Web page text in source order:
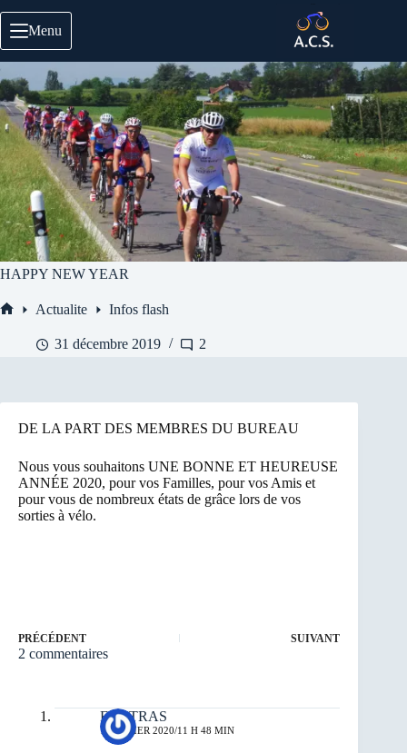
au
contenu
Menu
HAPPY NEW YEAR
Actualite Infos flash
31 décembre 2019 2
DE LA PART DES MEMBRES DU BUREAU
Nous vous souhaitons UNE BONNE ET HEUREUSE
ANNÉE 2020, pour vos Familles, pour vos Amis et
pour vous de nombreux états de grâce lors de vos
sorties à vélo.
PRÉCÉDENT SUIVANT
2 commentaires
FAUTRAS
1 JANVIER 2020/11 H 48 MIN